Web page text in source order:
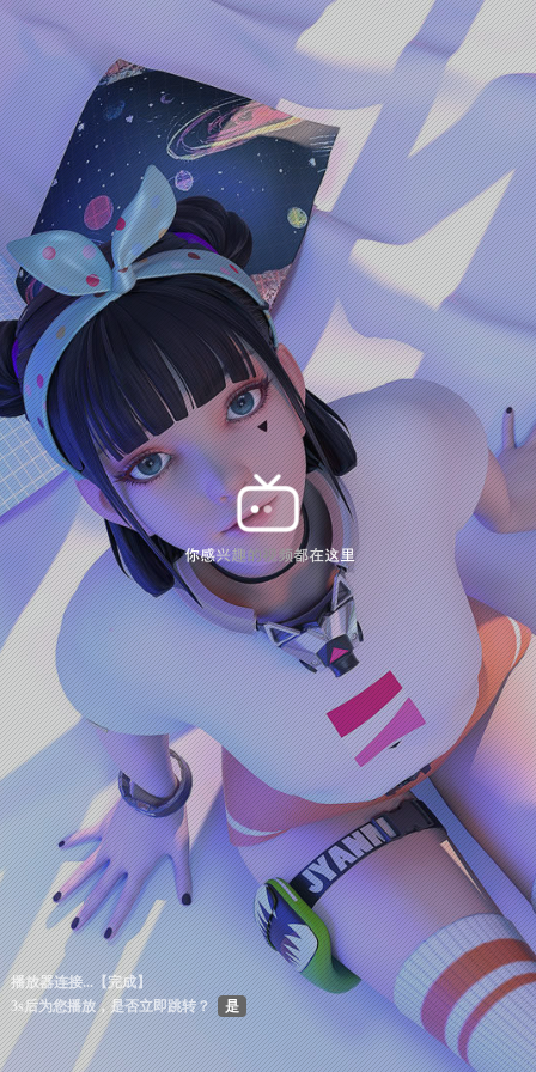
播放器连接...【完成】
2s后为您播放，是否立即跳转？ 是
00:00 / 00:52